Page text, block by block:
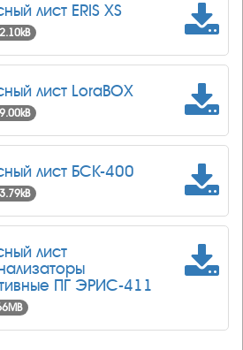
лист ERIS XS
лист LoraBOX
лист БСК-400
лист
ПГ ЭРИС-41​1